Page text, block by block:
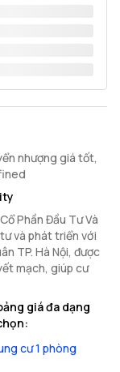
nhượng giá tốt,
Phần Đầu Tư Và
và phát triển với
TP. Hà Nội, được
mạch, giúp cư
giá đa dạng
cư 1 phòng